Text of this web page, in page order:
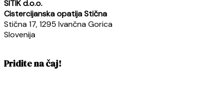
SITIK d.o.o.
Cistercijanska opatija Stična
Stična 17, 1295 Ivančna Gorica
Slovenija
Pridite na čaj!